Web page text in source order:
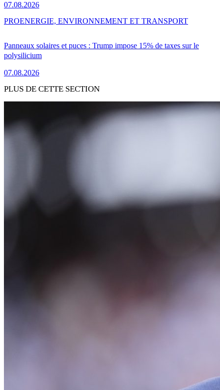
07.08.2026
Panneaux solaires et puces : Trump impose 15% de taxes sur le
polysilicium
07.08.2026
PROENERGIE, ENVIRONNEMENT ET TRANSPORT
PLUS DE CETTE SECTION